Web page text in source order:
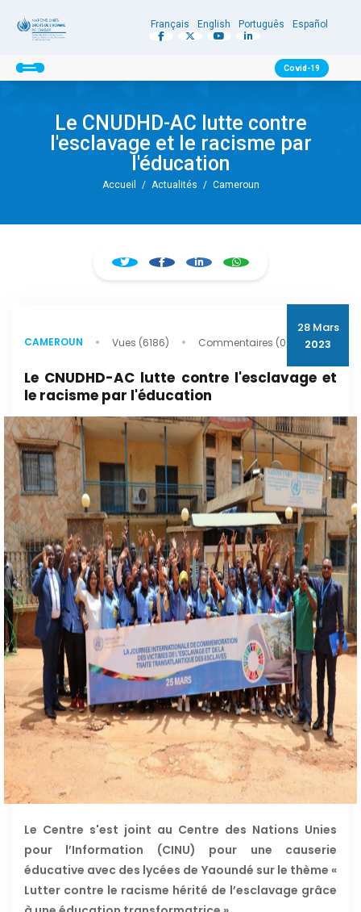
Français English Português Español
Covid-19
Le CNUDHD-AC lutte contre
l'esclavage et le racisme par
l'éducation
Accueil / Actualités / Cameroun
CAMEROUN Vues (6186) Commentaires (0)
28 Mars
2023
Le CNUDHD-AC lutte contre l'esclavage et
le racisme par l'éducation
Le Centre s'est joint au Centre des Nations Unies
pour l’Information (CINU) pour une causerie
éducative avec des lycées de Yaoundé sur le thème «
Lutter contre le racisme hérité de l’esclavage grâce